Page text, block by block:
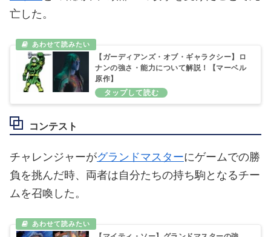
亡した。
【ガーディアンズ・オブ・ギャラクシー】ロ
ナンの強さ・能力について解説！【マーベル
原作】
コンテスト
チャレンジャーがグランドマスターにゲームでの勝
負を挑んだ時、両者は自分たちの持ち駒となるチー
ムを召喚した。